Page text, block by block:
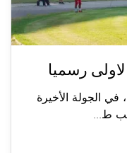
رسميا
فوز طرابلس على السلام زغرتا 1-0، في الجولة الأخيرة
ط...